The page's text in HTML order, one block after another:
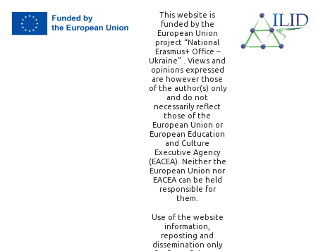
This website is
funded by the
European Union
project “National
Erasmus+ Office –
Ukraine” . Views and
opinions expressed
are however those
of the author(s) only
and do not
necessarily reflect
those of the
European Union or
European Education
and Culture
Executive Agency
(EACEA). Neither the
European Union nor
EACEA can be held
responsible for
them.
Use of the website
information,
reposting and
dissemination only